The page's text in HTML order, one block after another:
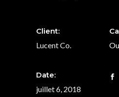
Client:
Lucent Co.
Date:
juillet 6, 2018